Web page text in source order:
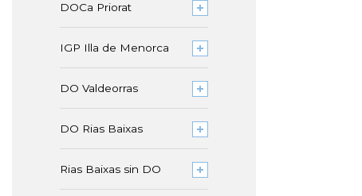
DOCa Priorat
IGP Illa de Menorca
DO Valdeorras
DO Rias Baixas
Rias Baixas sin DO